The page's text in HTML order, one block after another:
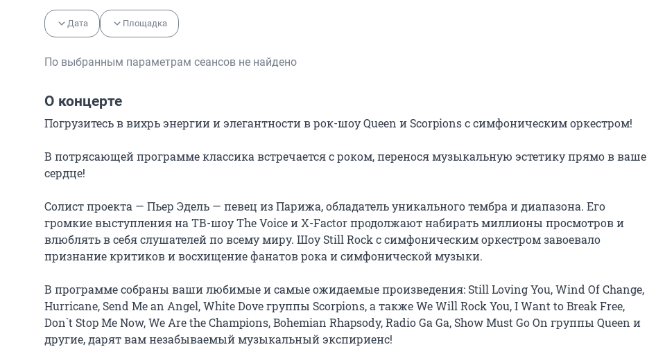
Дата Площадка
По выбранным параметрам сеансов не найдено
О концерте
Погрузитесь в вихрь энергии и элегантности в рок-шоу Queen и Scorpions с симфоническим оркестром!
В потрясающей программе классика встречается с роком, перенося музыкальную эстетику прямо в ваше
сердце!
Солист проекта — Пьер Эдель — певец из Парижа, обладатель уникального тембра и диапазона. Его
громкие выступления на ТВ-шоу The Voice и X-Factor продолжают набирать миллионы просмотров и
влюблять в себя слушателей по всему миру. Шоу Still Rock с симфоническим оркестром завоевало
признание критиков и восхищение фанатов рока и симфонической музыки.
В программе собраны ваши любимые и самые ожидаемые произведения: Still Loving You, Wind Of Change,
Hurricane, Send Me an Angel, White Dove группы Scorpions, а также We Will Rock You, I Want to Break Free,
Don`t Stop Me Now, We Are the Champions, Bohemian Rhapsody, Radio Ga Ga, Show Must Go On группы Queen и
другие, дарят вам незабываемый музыкальный экспириенс!